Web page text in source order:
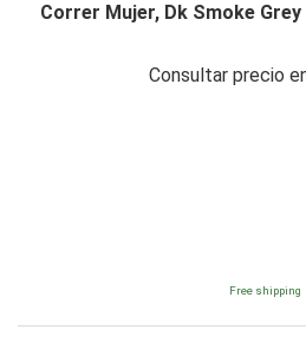
Correr Mujer, Dk Smoke
Consultar precio
Free shipping